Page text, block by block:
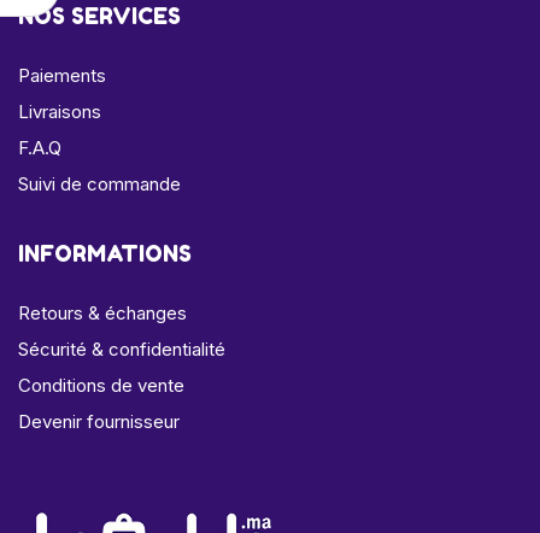
NOS SERVICES
Paiements
Livraisons
F.A.Q
Suivi de commande
INFORMATIONS
Retours & échanges
Sécurité & confidentialité
Conditions de vente
Devenir fournisseur